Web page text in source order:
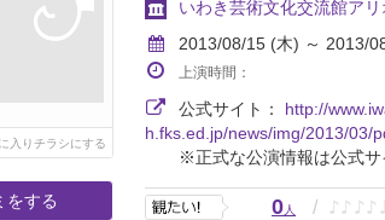
入りチラシにする
をする
いわき芸術文化交流館アリ
2013/08/15 (木) ～ 2013/
上演時間：
公式サイト： http://
h.fks.ed.jp/news/img/2013/03/
※正式な公演情報は公式サ
0人 / ♪ ♪ ♪ ♪ ♪